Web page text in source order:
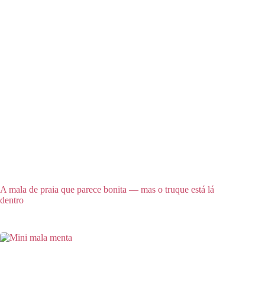
A mala de praia que parece bonita — mas o truque está lá
dentro